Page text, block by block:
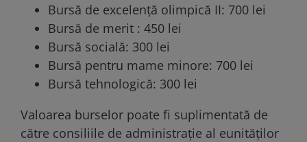
Bursă de excelenţă olimpică II: 700 lei
Bursă de merit : 450 lei
Bursă socială: 300 lei
Bursă pentru mame minore: 700 lei
Bursă tehnologică: 300 lei
Valoarea burselor poate fi suplimentată de
către consiliile de administrație al eunităților